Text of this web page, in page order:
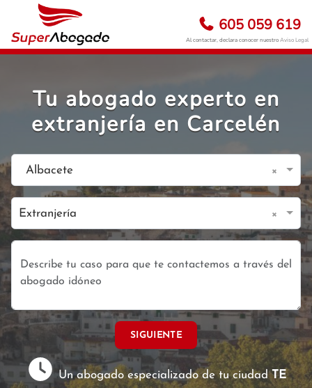
605 059 619
Al contactar, declara conocer nuestroAviso Legal
Tu abogado experto en
extranjería en Carcelén
Albacete ×
Extranjería ×
SIGUIENTE
Un abogado especializado de tu ciudadTE